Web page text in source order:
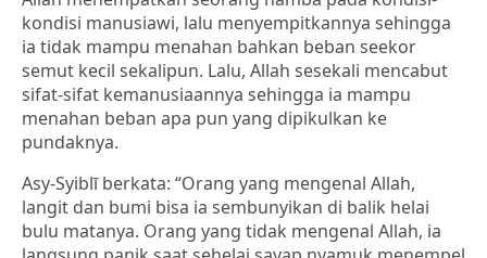
kondisi manusiawi, lalu menyempitkannya sehingga
ia tidak mampu menahan bahkan beban seekor
semut kecil sekalipun. Lalu, Allah sesekali mencabut
sifat-sifat kemanusiaannya sehingga ia mampu
menahan beban apa pun yang dipikulkan ke
pundaknya.
Asy-Syiblī berkata: “Orang yang mengenal Allah,
langit dan bumi bisa ia sembunyikan di balik helai
bulu matanya. Orang yang tidak mengenal Allah, ia